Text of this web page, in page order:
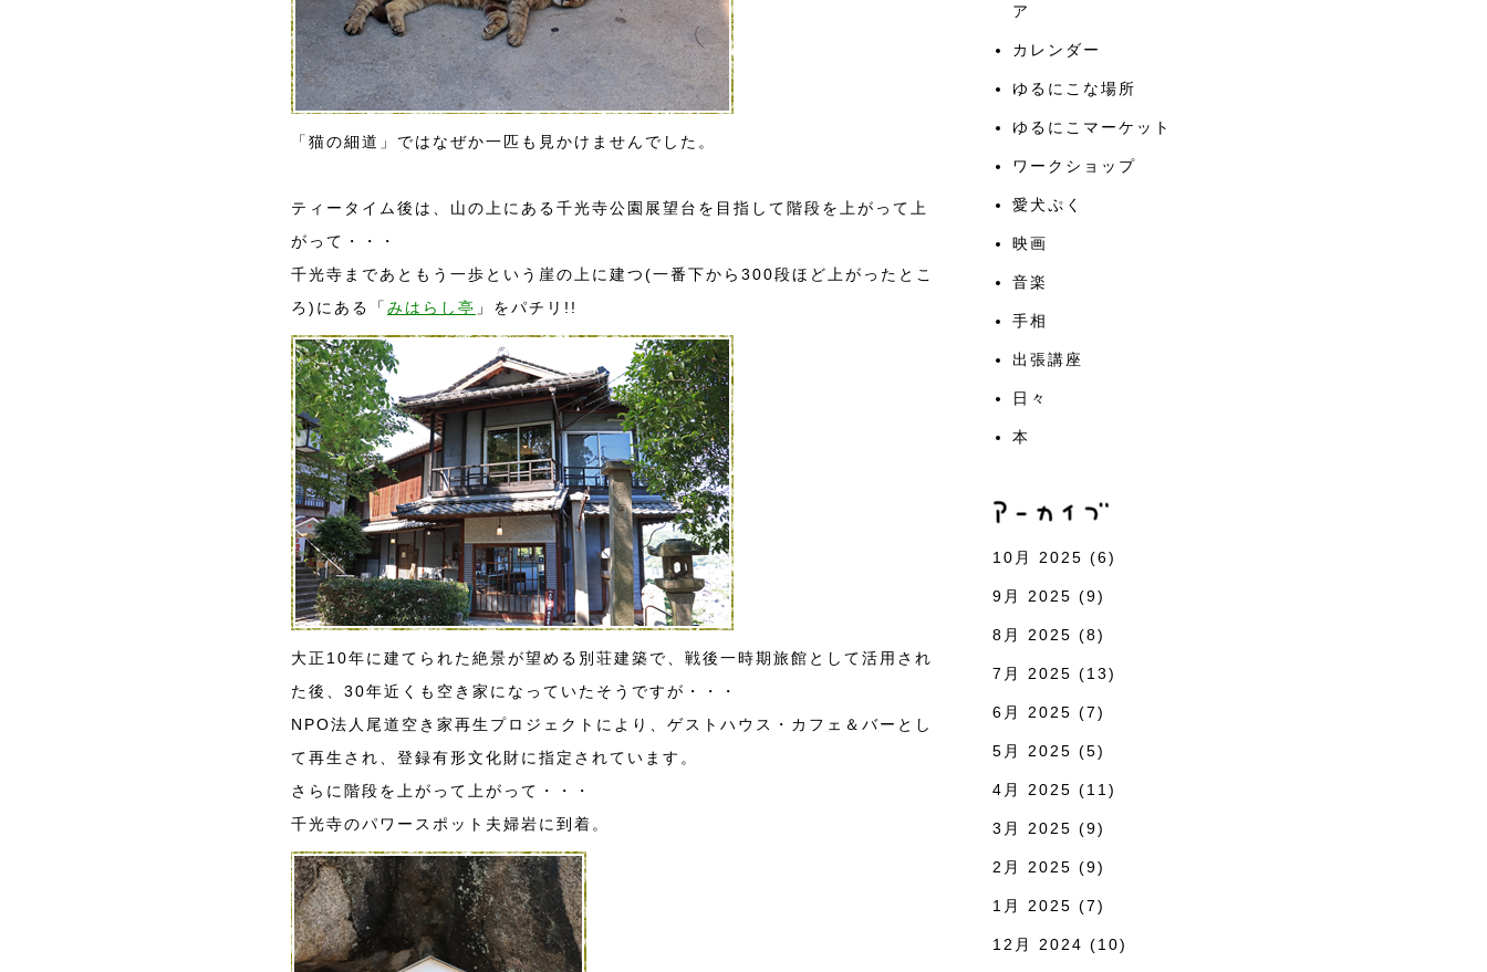
「猫の細道」ではなぜか一匹も見かけませんでした。
ティータイム後は、山の上にある千光寺公園展望台を目指して階段を上がって上
がって・・・
千光寺まであともう一歩という崖の上に建つ(一番下から300段ほど上がったとこ
ろ)にある「 みはらし亭 」をパチリ!!
大正10年に建てられた絶景が望める別荘建築で、戦後一時期旅館として活用され
た後、30年近くも空き家になっていたそうですが・・・
NPO法人尾道空き家再生プロジェクトにより、ゲストハウス・カフェ＆バーとし
て再生され、登録有形文化財に指定されています。
さらに階段を上がって上がって・・・
千光寺のパワースポット夫婦岩に到着。
ア
カレンダー
ゆるにこな場所
ゆるにこマーケット
ワークショップ
愛犬ぷく
映画
音楽
手相
出張講座
日々
本
10月 2025 (6)
9月 2025 (9)
8月 2025 (8)
7月 2025 (13)
6月 2025 (7)
5月 2025 (5)
4月 2025 (11)
3月 2025 (9)
2月 2025 (9)
1月 2025 (7)
12月 2024 (10)